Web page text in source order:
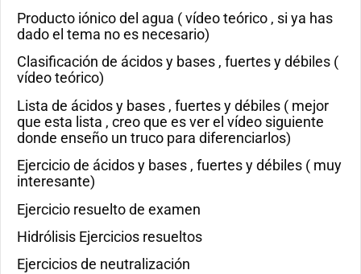
Producto iónico del agua ( vídeo teórico , si ya has
dado el tema no es necesario)
Clasificación de ácidos y bases , fuertes y débiles (
vídeo teórico)
Lista de ácidos y bases , fuertes y débiles ( mejor
que esta lista , creo que es ver el vídeo siguiente
donde enseño un truco para diferenciarlos)
Ejercicio de ácidos y bases , fuertes y débiles ( muy
interesante)
Ejercicio resuelto de examen
Hidrólisis Ejercicios resueltos
Ejercicios de neutralización